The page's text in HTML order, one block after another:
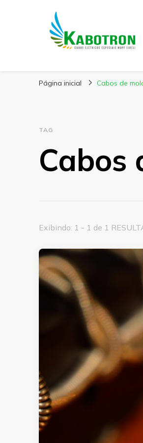
Kabotron
Página inicial Cabos de
TAG
Cabos
Exibindo: 1 - 1 de 1